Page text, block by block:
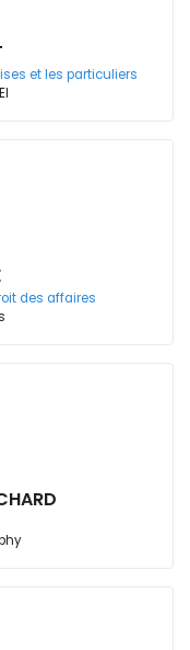
et les particuliers
des affaires